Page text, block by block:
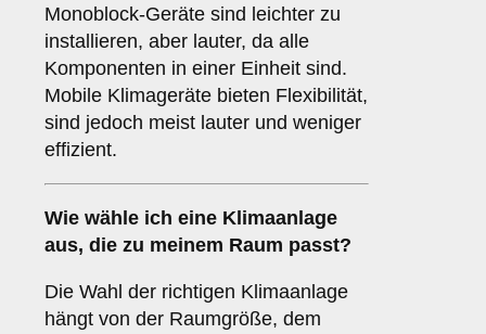
Monoblock-Geräte sind leichter zu
installieren, aber lauter, da alle
Komponenten in einer Einheit sind.
Mobile Klimageräte bieten Flexibilität,
sind jedoch meist lauter und weniger
effizient.
Wie wähle ich eine Klimaanlage
aus, die zu meinem Raum passt?
Die Wahl der richtigen Klimaanlage
hängt von der Raumgröße, dem